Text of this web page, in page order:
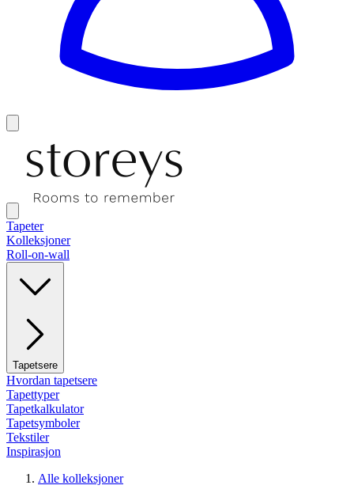
Tapeter
Kolleksjoner
Roll-on-wall
Tapetsere
Hvordan tapetsere
Tapettyper
Tapetkalkulator
Tapetsymboler
Tekstiler
Inspirasjon
Alle kolleksjoner